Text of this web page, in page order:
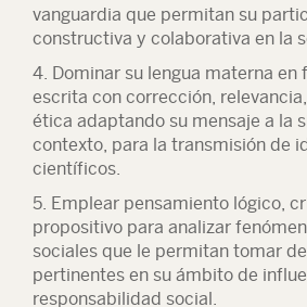
vanguardia que permitan su
constructiva y colaborativa en la
4. Dominar su lengua materna en
escrita con corrección,
ética adaptando su mensaje a la
contexto, para la transmisión de
científicos.
5. Emplear pensamiento lógico,
propositivo para analizar
sociales que le permitan tomar
pertinentes en su ámbito de
responsabilidad social.